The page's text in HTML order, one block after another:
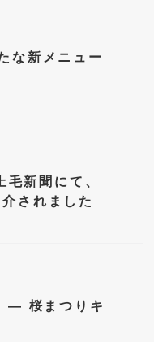
な新メニュー
新聞にて、
されました
― 桜まつりキ